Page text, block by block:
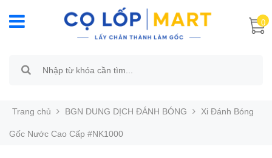
0
Trang chủ BGN DUNG DỊCH ĐÁNH BÓNG Xi Đánh Bóng
Gốc Nước Cao Cấp #NK1000